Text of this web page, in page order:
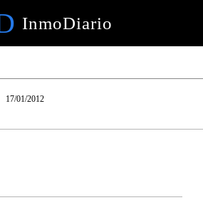
InmoDiario
17/01/2012